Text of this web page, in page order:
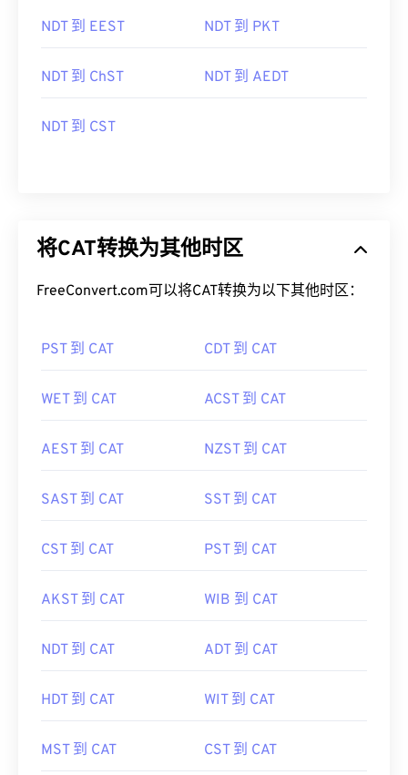
NDT 到 EEST NDT 到 PKT
NDT 到 ChST NDT 到 AEDT
NDT 到 CST
将CAT转换为其他时区
FreeConvert.com可以将CAT转换为以下其他时区：
PST 到 CAT CDT 到 CAT
WET 到 CAT ACST 到 CAT
AEST 到 CAT NZST 到 CAT
SAST 到 CAT SST 到 CAT
CST 到 CAT PST 到 CAT
AKST 到 CAT WIB 到 CAT
NDT 到 CAT ADT 到 CAT
HDT 到 CAT WIT 到 CAT
MST 到 CAT CST 到 CAT